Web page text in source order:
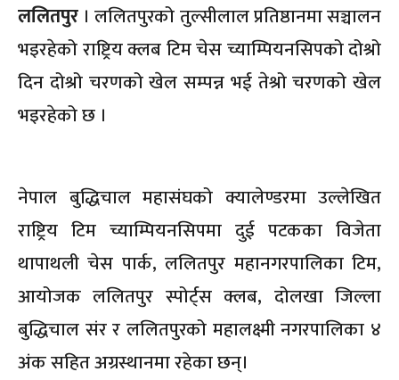
ललितपुर । ललितपुरको तुल्सीलाल प्रतिष्ठानमा सञ्चालन
भइरहेको राष्ट्रिय क्लब टिम चेस च्याम्पियनसिपको दोश्रो
दिन दोश्रो चरणको खेल सम्पन्न भई तेश्रो चरणको खेल
भइरहेको छ ।
नेपाल बुद्धिचाल महासंघको क्यालेण्डरमा उल्लेखित
राष्ट्रिय टिम च्याम्पियनसिपमा दुई पटकका विजेता
थापाथली चेस पार्क, ललितपुर महानगरपालिका टिम,
आयोजक ललितपुर स्पोर्ट्स क्लब, दोलखा जिल्ला
बुद्धिचाल संर र ललितपुरको महालक्ष्मी नगरपालिका ४
अंक सहित अग्रस्थानमा रहेका छन्।